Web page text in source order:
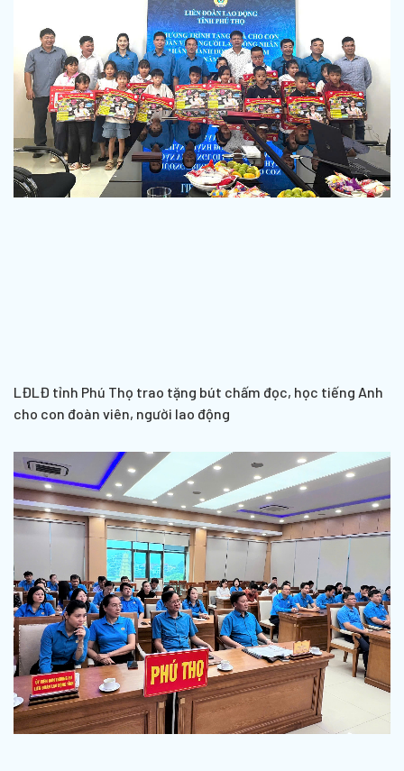
LĐLĐ tỉnh Phú Thọ trao tặng bút chấm đọc, học tiếng Anh
cho con đoàn viên, người lao động